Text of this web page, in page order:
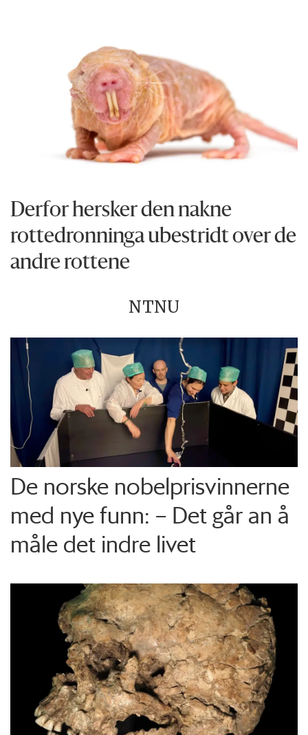
Derfor hersker den nakne
rottedronninga ubestridt over de
andre rottene
NTNU
De norske nobelprisvinnerne
med nye funn: – Det går an å
måle det indre livet